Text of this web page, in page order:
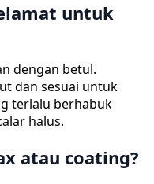
untuk
dengan betul.
dan sesuai untuk
terlalu berhabuk
halus.
atau coating?